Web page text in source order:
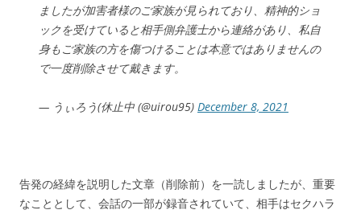
ましたが加害者様のご家族が見られており、精神的ショ
ックを受けていると相手側弁護士から連絡があり、私自
身もご家族の方を傷つけることは本意ではありませんの
で一度削除させて戴きます。
— うぃろう(休止中 (@uirou95) December 8, 2021
告発の経緯を説明した文章（削除前）を一読しましたが、重要
なこととして、会話の一部が録音されていて、相手はセクハラ